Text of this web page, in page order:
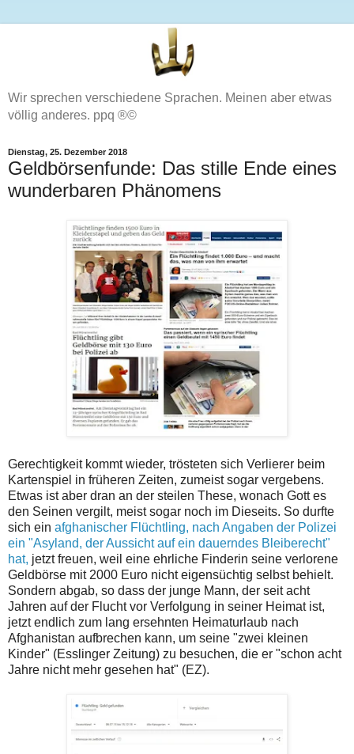
Wir sprechen verschiedene Sprachen. Meinen aber etwas
völlig anderes. ppq ®©
Dienstag, 25. Dezember 2018
Geldbörsenfunde: Das stille Ende eines
wunderbaren Phänomens
Gerechtigkeit kommt wieder, trösteten sich Verlierer beim
Kartenspiel in früheren Zeiten, zumeist sogar vergebens.
Etwas ist aber dran an der steilen These, wonach Gott es
den Seinen vergilt, meist sogar noch im Dieseits. So durfte
sich ein afghanischer Flüchtling, nach Angaben der Polizei
ein "Asyland, der Aussicht auf ein dauerndes Bleiberecht"
hat, jetzt freuen, weil eine ehrliche Finderin seine verlorene
Geldbörse mit 2000 Euro nicht eigensüchtig selbst behielt.
Sondern abgab, so dass der junge Mann, der seit acht
Jahren auf der Flucht vor Verfolgung in seiner Heimat ist,
jetzt endlich zum lang ersehnten Heimaturlaub nach
Afghanistan aufbrechen kann, um seine "zwei kleinen
Kinder" (Esslinger Zeitung) zu besuchen, die er "schon acht
Jahre nicht mehr gesehen hat" (EZ).